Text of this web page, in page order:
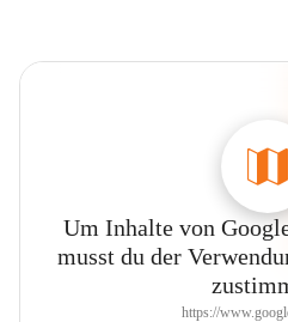
Um Inhalte von
musst du der
https://